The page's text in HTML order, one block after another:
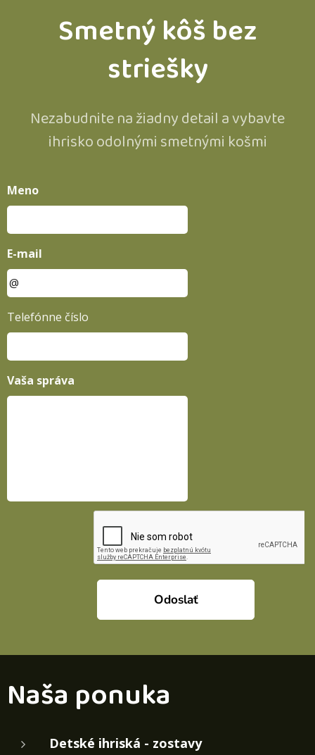
Smetný kôš bez
striešky
Nezabudnite na žiadny detail a vybavte
ihrisko odolnými smetnými košmi
Meno
E-mail
Telefónne číslo
Vaša správa
Odoslať
Naša ponuka
Detské ihriská - zostavy